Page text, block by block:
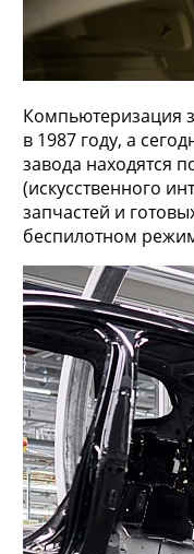
Компьютеризация
в 1987 году, а
завода находятся
(искусственного
запчастей и
беспилотном